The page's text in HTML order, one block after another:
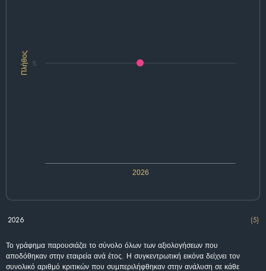
Πλήθος
2026
5
2026 (5)
Το γράφημα παρουσιάζει το σύνολο όλων των αξιολογήσεων που
αποδόθηκαν στην εταιρεία ανά έτος. Η συγκεντρωτική εικόνα δείχνει τον
συνολικό αριθμό κριτικών που συμπεριλήφθηκαν στην ανάλυση σε κάθε